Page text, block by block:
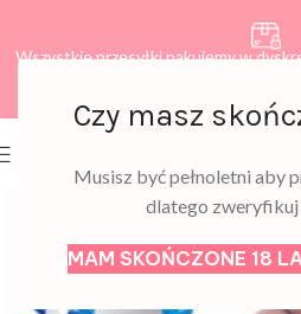
Czy masz
Musisz być pełnoletni aby
dlatego zweryfikuj
MAM SKOŃCZONE 18
Wszystkie przesyłki pakujemy w